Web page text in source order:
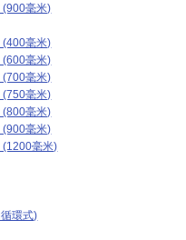
(900毫米)
(400毫米)
(600毫米)
(700毫米)
(750毫米)
(800毫米)
(900毫米)
(1200毫米)
環式)